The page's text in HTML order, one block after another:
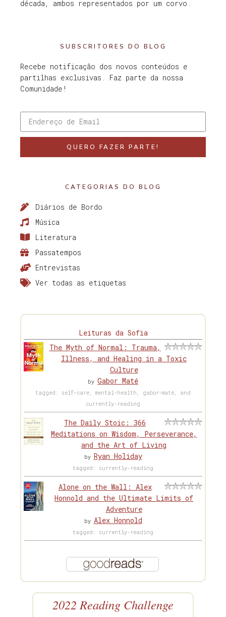
década, ambos representados por um corvo.
SUBSCRITORES DO BLOG
Recebe notificação dos novos conteúdos e
partilhas exclusivas. Faz parte da nossa
Comunidade!
QUERO FAZER PARTE!
CATEGORIAS DO BLOG
Diários de Bordo
Música
Literatura
Passatempos
Entrevistas
Ver todas as etiquetas
Leituras da Sofia
The Myth of Normal: Trauma,
Illness, and Healing in a Toxic
Culture
by Gabor Maté
tagged: self-care, mental-health, gabor-maté, and
currently-reading
The Daily Stoic: 366
Meditations on Wisdom, Perseverance,
and the Art of Living
by Ryan Holiday
tagged: currently-reading
Alone on the Wall: Alex
Honnold and the Ultimate Limits of
Adventure
by Alex Honnold
tagged: currently-reading
2022 Reading Challenge